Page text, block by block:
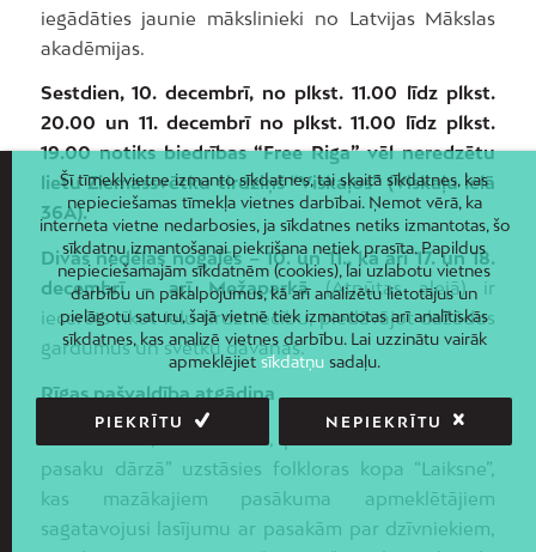
iegādāties jaunie mākslinieki no Latvijas Mākslas
akadēmijas.
Sestdien, 10. decembrī, no plkst. 11.00 līdz plkst.
20.00 un 11. decembrī no plkst. 11.00 līdz plkst.
19.00 notiks biedrības “Free Riga” vēl neredzētu
lietu Ziemassvētku tirdziņš “Viskaļos” (Viskaļu ielā
36A).
Divās nedēļas nogalēs – 10. un 11., kā arī 17. un 18.
decembrī – arī Mežaparkā(Atpūtas alejā) ir
iecerēts rīkot ielu tirdzniecību, piedāvājot dažādus
gardumus un svētku dāvanas.
Rīgas pašvaldība atgādina
pasaku dārzā” uzstāsies folkloras kopa “Laiksne”,
kas mazākajiem pasākuma apmeklētājiem
sagatavojusi lasījumu ar pasakām par dzīvniekiem,
Šī tīmekļvietne izmanto sīkdatnes, tai skaitā sīkdatnes, kas
nepieciešamas tīmekļa vietnes darbībai. Ņemot vērā, ka
interneta vietne nedarbosies, ja sīkdatnes netiks izmantotas, šo
sīkdatņu izmantošanai piekrišana netiek prasīta. Papildus
nepieciešamajām sīkdatnēm (cookies), lai uzlabotu vietnes
darbību un pakalpojumus, kā arī analizētu lietotājus un
pielāgotu saturu, šajā vietnē tiek izmantotas arī analītiskās
sīkdatnes, kas analizē vietnes darbību. Lai uzzinātu vairāk
apmeklējiet sīkdatņusadaļu.
PIEKRĪTU NEPIEKRĪTU